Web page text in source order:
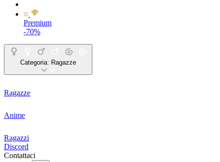
Premium
-70%
Categoria: Ragazze
Ragazze
Anime
Ragazzi
Discord
Contattaci